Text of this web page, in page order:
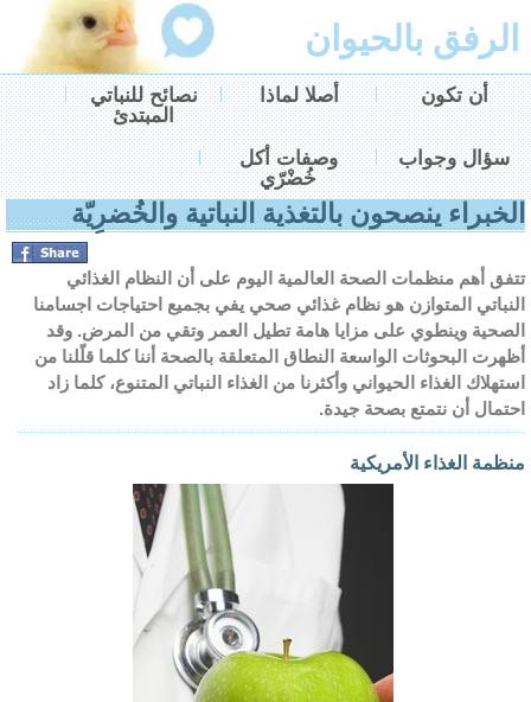
الرفق بالحيوان
أن تكون أصلا لماذا
نصائح للنباتي
المبتدئ
سؤال وجواب
وصفات أكل
خُضْرّي
الخبراء ينصحون بالتغذية النباتية والخُضرِيّة
تتفق أهم منظمات الصحة العالمية اليوم على أن النظام الغذائي
النباتي المتوازن هو نظام غذائي صحي يفي بجميع احتياجات اجسامنا
الصحية وينطوي على مزايا هامة تطيل العمر وتقي من المرض. وقد
أظهرت البحوثات الواسعة النطاق المتعلقة بالصحة أننا كلما قلّلنا من
استهلاك الغذاء الحيواني وأكثرنا من الغذاء النباتي المتنوع، كلما زاد
احتمال أن نتمتع بصحة جيدة.
منظمة الغذاء الأمريكية